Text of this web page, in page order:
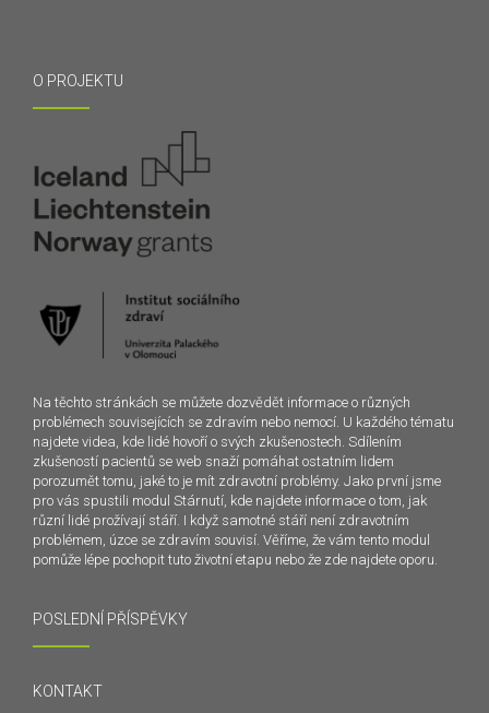
O PROJEKTU
Na těchto stránkách se můžete dozvědět informace o různých
problémech souvisejících se zdravím nebo nemocí. U každého tématu
najdete videa, kde lidé hovoří o svých zkušenostech. Sdílením
zkušeností pacientů se web snaží pomáhat ostatním lidem
porozumět tomu, jaké to je mít zdravotní problémy. Jako první jsme
pro vás spustili modul Stárnutí, kde najdete informace o tom, jak
různí lidé prožívají stáří. I když samotné stáří není zdravotním
problémem, úzce se zdravím souvisí. Věříme, že vám tento modul
pomůže lépe pochopit tuto životní etapu nebo že zde najdete oporu.
POSLEDNÍ PŘÍSPĚVKY
KONTAKT